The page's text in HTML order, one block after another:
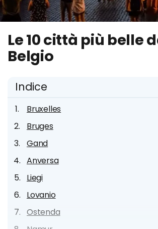
Le 10 città più belle
Belgio
Indice
Bruxelles
Bruges
Gand
Anversa
Liegi
Lovanio
Ostenda